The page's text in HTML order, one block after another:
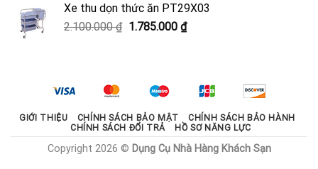
2.000.000 ₫.là:
1.800.000 ₫.
Xe thu dọn thức ăn PT29X03
2.100.000₫ Giá
1.785.000 ₫Giá
1.785.000 ₫.
GIỚI THIỆU CHÍNH SÁCH BẢO MẬT
CHÍNH SÁCH BẢO HÀNH
CHÍNH SÁCH ĐỔI TRẢ
HỒ SƠ NĂNG LỰC
Copyright 2026 © Dụng Cụ Nhà Hàng Khách Sạn